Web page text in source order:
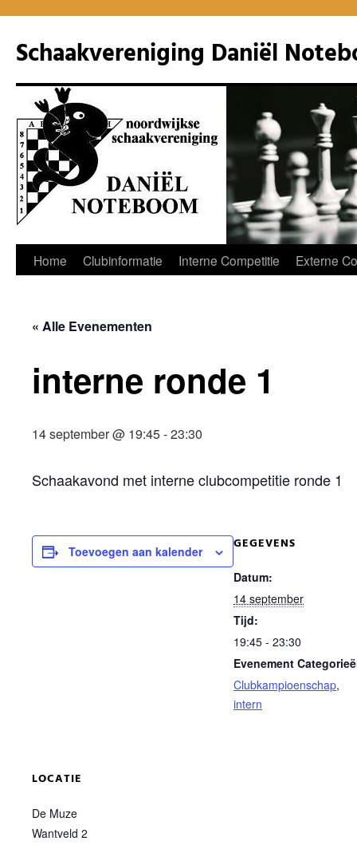
de
inhoud
Schaakvereniging Daniël
Home Clubinformatie Interne Competitie Externe
« Alle Evenementen
interne ronde 1
14 september @ 19:45-23:30
Schaakavond met interne clubcompetitie ronde 1
Toevoegen aan kalender GEGEVENS
Datum:
14 september
Tijd:
19:45 - 23:30
Evenement
Clubkampioenschap,
intern
LOCATIE
De Muze
Wantveld 2